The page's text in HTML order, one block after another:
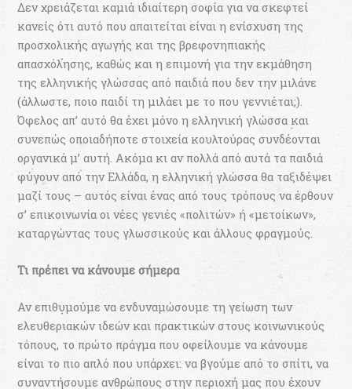
Δεν χρειάζεται καµιά ιδιαίτερη σοφία για να σκεφτεί
κανείς ότι αυτό που απαιτείται είναι η ενίσχυση της
προσχολικής αγωγής και της βρεφονηπιακής
απασχόλησης, καθώς και η επιµονή για την εκµάθηση
της ελληνικής γλώσσας από παιδιά που δεν την µιλάνε
(άλλωστε, ποιο παιδί τη µιλάει µε το που γεννιέται;).
Όφελος απ’ αυτό θα έχει µόνο η ελληνική γλώσσα και
συνεπώς οποιαδήποτε στοιχεία κουλτούρας συνδέονται
οργανικά µ’ αυτή. Ακόµα κι αν πολλά από αυτά τα παιδιά
φύγουν από την Ελλάδα, η ελληνική γλώσσα θα ταξιδέψει
µαζί τους – αυτός είναι ένας από τους τρόπους να έρθουν
σ’ επικοινωνία οι νέες γενιές «πολιτών» ή «µετοίκων»,
καταργώντας τους γλωσσικούς και άλλους φραγµούς.
Τι πρέπει να κάνουµε σήµερα
Αν επιθυµούµε να ενδυναµώσουµε τη γείωση των
ελευθεριακών ιδεών και πρακτικών στους κοινωνικούς
τόπους, το πρώτο πράγµα που οφείλουμε να κάνουμε
είναι το πιο απλό που υπάρχει: να βγούµε από το σπίτι, να
συναντήσουµε ανθρώπους στην περιοχή µας που έχουν